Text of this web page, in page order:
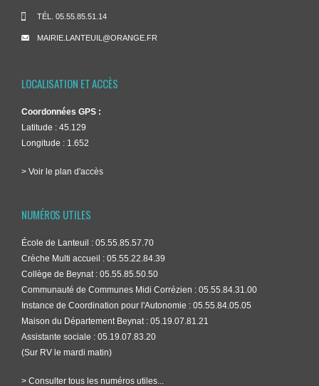
TÉL. 05.55.85.51.14
MAIRIE.LANTEUIL@ORANGE.FR
LOCALISATION ET ACCÈS
Coordonnées GPS :
Latitude : 45.129
Longitude : 1.652
> Voir le plan d'accès
NUMÉROS UTILES
École de Lanteuil : 05.55.85.57.70
Crèche Multi accueil : 05.55.22.84.39
Collège de Beynat : 05.55.85.50.50
Communauté de Communes Midi Corrézien : 05.55.84.31.00
Instance de Coordination pour l'Autonomie : 05.55.84.05.05
Maison du Département Beynat : 05.19.07.81.21
Assistante sociale : 05.19.07.83.20
(Sur RV le mardi matin)
> Consulter tous les numéros utiles...